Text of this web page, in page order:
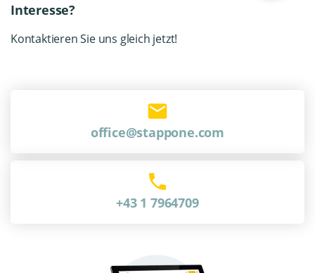
Interesse?
Kontaktieren Sie uns gleich jetzt!
office@stappone.com
+43 1 7964709